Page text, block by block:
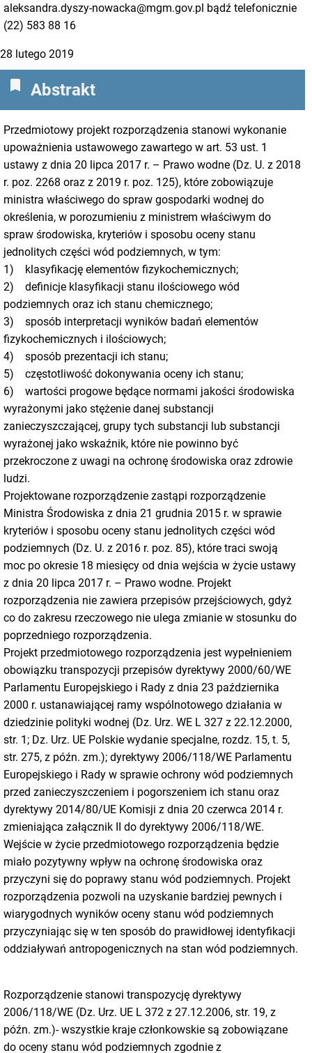
aleksandra.dyszy-nowacka@mgm.gov.pl bądź telefonicznie
(22) 583 88 16
28 lutego 2019
Abstrakt
bookmark
Przedmiotowy projekt rozporządzenia stanowi wykonanie
upoważnienia ustawowego zawartego w art. 53 ust. 1
ustawy z dnia 20 lipca 2017 r. – Prawo wodne (Dz. U. z 2018
r. poz. 2268 oraz z 2019 r. poz. 125), które zobowiązuje
ministra właściwego do spraw gospodarki wodnej do
określenia, w porozumieniu z ministrem właściwym do
spraw środowiska, kryteriów i sposobu oceny stanu
jednolitych części wód podziemnych, w tym:
1) klasyfikację elementów fizykochemicznych;
2) definicje klasyfikacji stanu ilościowego wód
podziemnych oraz ich stanu chemicznego;
3) sposób interpretacji wyników badań elementów
fizykochemicznych i ilościowych;
4) sposób prezentacji ich stanu;
5) częstotliwość dokonywania oceny ich stanu;
6) wartości progowe będące normami jakości środowiska
wyrażonymi jako stężenie danej substancji
zanieczyszczającej, grupy tych substancji lub substancji
wyrażonej jako wskaźnik, które nie powinno być
przekroczone z uwagi na ochronę środowiska oraz zdrowie
ludzi.
Projektowane rozporządzenie zastąpi rozporządzenie
Ministra Środowiska z dnia 21 grudnia 2015 r. w sprawie
kryteriów i sposobu oceny stanu jednolitych części wód
podziemnych (Dz. U. z 2016 r. poz. 85), które traci swoją
moc po okresie 18 miesięcy od dnia wejścia w życie ustawy
z dnia 20 lipca 2017 r. – Prawo wodne. Projekt
rozporządzenia nie zawiera przepisów przejściowych, gdyż
co do zakresu rzeczowego nie ulega zmianie w stosunku do
poprzedniego rozporządzenia.
Projekt przedmiotowego rozporządzenia jest wypełnieniem
obowiązku transpozycji przepisów dyrektywy 2000/60/WE
Parlamentu Europejskiego i Rady z dnia 23 października
2000 r. ustanawiającej ramy wspólnotowego działania w
dziedzinie polityki wodnej (Dz. Urz. WE L 327 z 22.12.2000,
str. 1; Dz. Urz. UE Polskie wydanie specjalne, rozdz. 15, t. 5,
str. 275, z późn. zm.); dyrektywy 2006/118/WE Parlamentu
Europejskiego i Rady w sprawie ochrony wód podziemnych
przed zanieczyszczeniem i pogorszeniem ich stanu oraz
dyrektywy 2014/80/UE Komisji z dnia 20 czerwca 2014 r.
zmieniająca załącznik II do dyrektywy 2006/118/WE.
Wejście w życie przedmiotowego rozporządzenia będzie
miało pozytywny wpływ na ochronę środowiska oraz
przyczyni się do poprawy stanu wód podziemnych. Projekt
rozporządzenia pozwoli na uzyskanie bardziej pewnych i
wiarygodnych wyników oceny stanu wód podziemnych
przyczyniając się w ten sposób do prawidłowej identyfikacji
oddziaływań antropogenicznych na stan wód podziemnych.
Rozporządzenie stanowi transpozycję dyrektywy
2006/118/WE (Dz. Urz. UE L 372 z 27.12.2006, str. 19, z
późn. zm.)- wszystkie kraje członkowskie są zobowiązane
do oceny stanu wód podziemnych zgodnie z